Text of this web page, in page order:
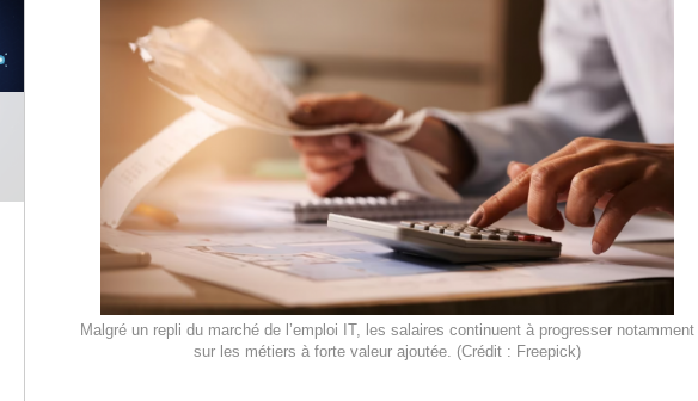
Malgré un repli du marché de l’emploi IT, les salaires continuent à progresser notamment
sur les métiers à forte valeur ajoutée. (Crédit : Freepick)